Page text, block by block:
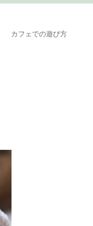
カフェでの遊び方